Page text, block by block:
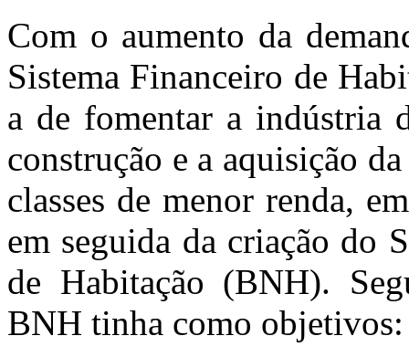
Com o aumento da
Sistema Financeiro de
a de fomentar a indústria
construção e a aquisição
classes de menor renda,
em seguida da criação do
de Habitação (BNH).
BNH tinha como objetivos: